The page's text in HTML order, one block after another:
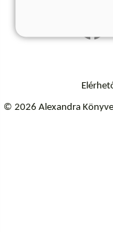
© 2026 Alexandra